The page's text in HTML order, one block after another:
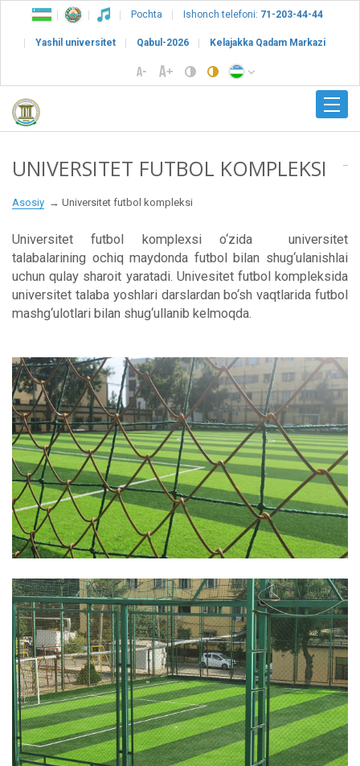
Pochta Ishonch telefoni: 71-203-44-44
Yashil universitet Qabul-2026 Kelajakka Qadam Markazi
UNIVERSITET FUTBOL KOMPLEKSI
Asosiy Universitet futbol kompleksi
Universitet futbol komplexsi o‘zida universitet
talabalarining ochiq maydonda futbol bilan shug‘ulanishlai
uchun qulay sharoit yaratadi. Univesitet futbol kompleksida
universitet talaba yoshlari darslardan bo‘sh vaqtlarida futbol
mashg‘ulotlari bilan shug‘ullanib kelmoqda.